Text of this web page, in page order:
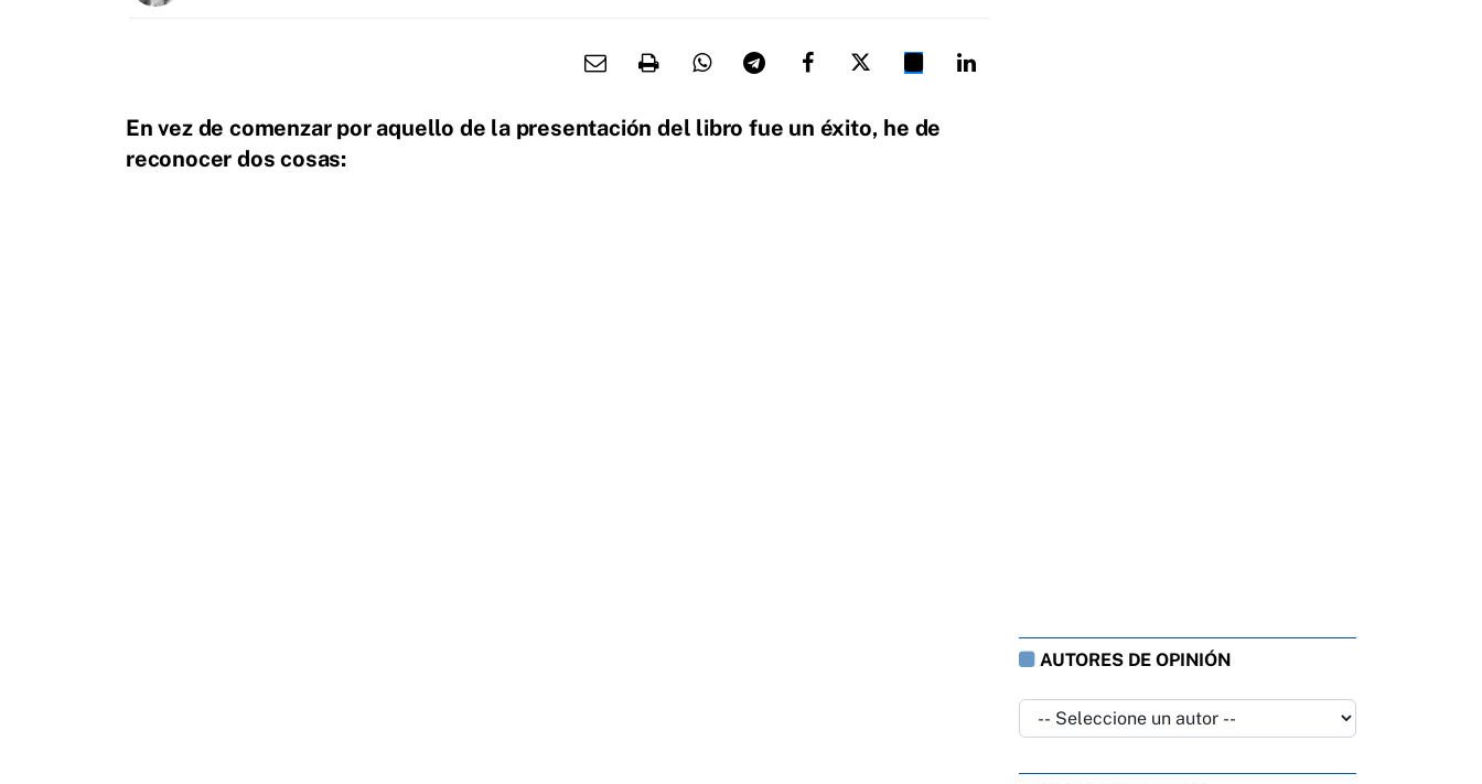
En vez de comenzar por aquello de la presentación del libro fue un éxito, he de
reconocer dos cosas:
AUTORES DE OPINIÓN